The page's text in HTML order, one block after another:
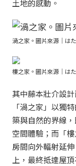
土地的感動。
渦之家。圖片來源｜は
樓之家。圖片來源｜は
其中藤本壯介設
「渦之家」以獨
築與自然的界線
空間體驗；而「
房間向外輻射延
上，最終抵達屋